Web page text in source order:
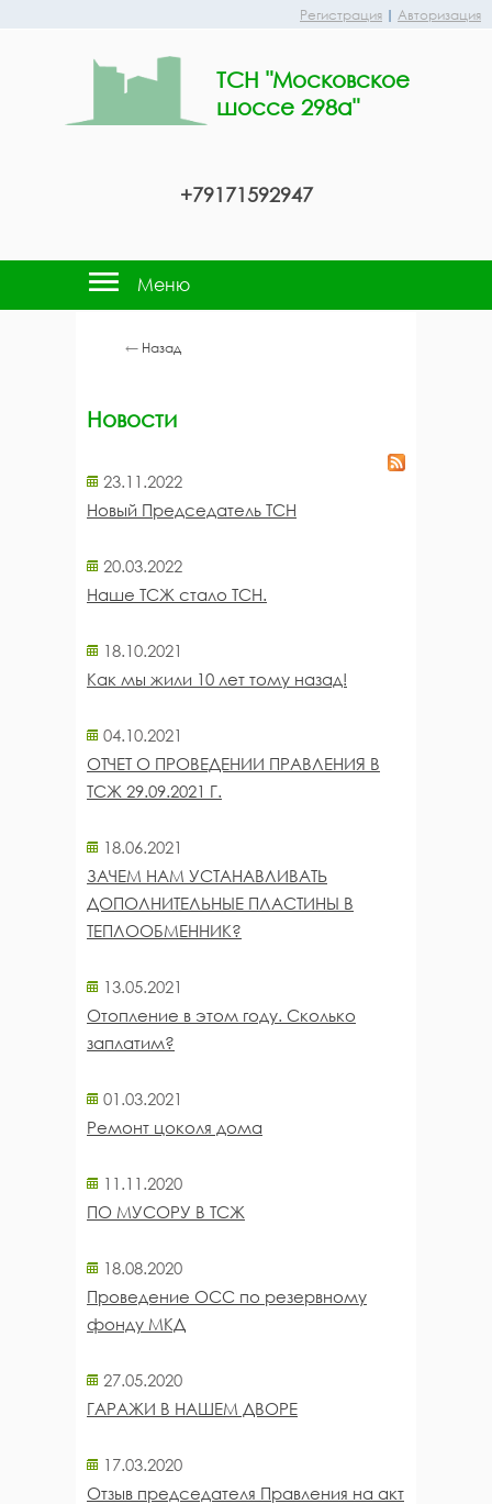
Регистрация | Авторизация
ТСН "Московское
шоссе 298а"
+79171592947
Меню
← Назад
Новости
23.11.2022
Новый Председатель ТСН
20.03.2022
Наше ТСЖ стало ТСН.
18.10.2021
Как мы жили 10 лет тому назад!
04.10.2021
ОТЧЕТ О ПРОВЕДЕНИИ ПРАВЛЕНИЯ В
ТСЖ 29.09.2021 Г.
18.06.2021
ЗАЧЕМ НАМ УСТАНАВЛИВАТЬ
ДОПОЛНИТЕЛЬНЫЕ ПЛАСТИНЫ В
ТЕПЛООБМЕННИК?
13.05.2021
Отопление в этом году. Сколько
заплатим?
01.03.2021
Ремонт цоколя дома
11.11.2020
ПО МУСОРУ В ТСЖ
18.08.2020
Проведение ОСС по резервному
фонду МКД
27.05.2020
ГАРАЖИ В НАШЕМ ДВОРЕ
17.03.2020
Отзыв председателя Правления на акт